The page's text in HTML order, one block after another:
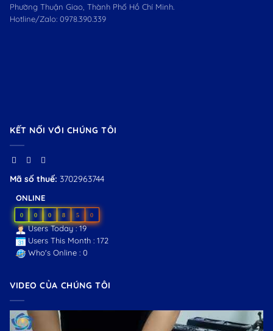
Phường Thuận Giao, Thành Phố Hồ Chí Minh.
Hotline/Zalo: 0978.390.339
KẾT NỐI VỚI CHÚNG TÔI
Mã số thuế: 3702963744
ONLINE
0 0 0 8 5 0
Users Today : 19
Users This Month : 172
Who's Online : 0
VIDEO CỦA CHÚNG TÔI